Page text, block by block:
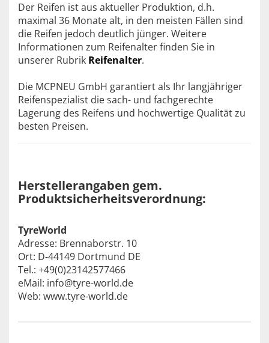
Der Reifen ist aus aktueller Produktion, d.h.
maximal 36 Monate alt, in den meisten Fällen sind
die Reifen jedoch deutlich jünger. Weitere
Informationen zum Reifenalter finden Sie in
unserer Rubrik Reifenalter.
Die MCPNEU GmbH garantiert als Ihr langjähriger
Reifenspezialist die sach- und fachgerechte
Lagerung des Reifens und hochwertige Qualität zu
besten Preisen.
Herstellerangaben gem.
Produktsicherheitsverordnung:
TyreWorld
Adresse: Brennaborstr. 10
Ort: D-44149 Dortmund DE
Tel.: +49(0)23142577466
eMail: info@tyre-world.de
Web: www.tyre-world.de